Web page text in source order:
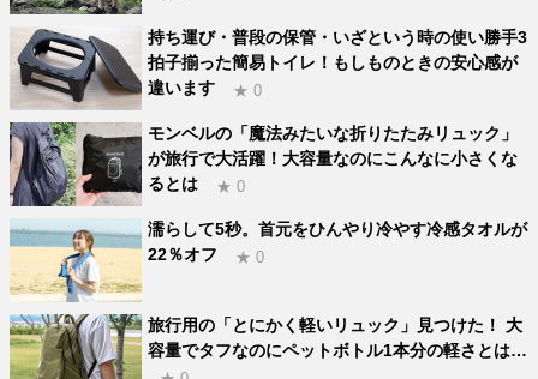
持ち運び・普段の保管・いざという時の使い勝手3
拍子揃った簡易トイレ！もしものときの安心感が
違います
★ 0
モンベルの「魔法みたいな折りたたみリュック」
が旅行で大活躍！大容量なのにこんなに小さくな
るとは
★ 0
濡らして5秒。首元をひんやり冷やす冷感タオルが
22％オフ
★ 0
旅行用の「とにかく軽いリュック」見つけた！ 大
容量でタフなのにペットボトル1本分の軽さとは…